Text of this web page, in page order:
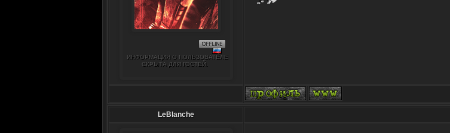
ИНФОРМАЦИЯ О ПОЛЬЗОВАТЕЛЕ
СКРЫТА ДЛЯ ГОСТЕЙ.
LeBlanche